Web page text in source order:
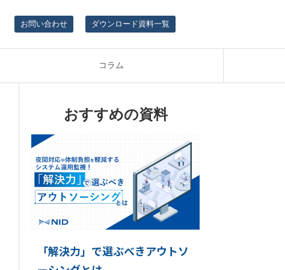
お問い合わせ ダウンロード資料一覧
コラム
おすすめの資料
「解決力」で選ぶべきアウトソ